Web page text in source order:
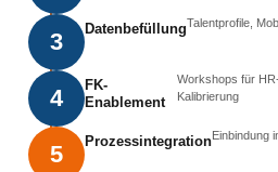
3 DatenbefüllungTalentprofile,
4
FK-
Enablement
Workshops für
Kalibrierung
5 ProzessintegrationEinbindung